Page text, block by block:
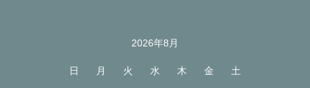
2026年8月
日 月 火 水 木 金 土